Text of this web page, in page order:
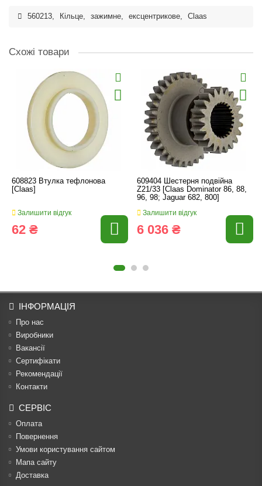
560213, Кільце, зажимне, ексцентрикове, Claas
Схожі товари
608823 Втулка тефлонова
[Claas]
Залишити відгук
62 ₴
609404 Шестерня подвійна
Z21/33 [Claas Dominator 86, 88,
96, 98; Jaguar 682, 800]
Залишити відгук
6 036 ₴
ІНФОРМАЦІЯ
Про нас
Виробники
Вакансії
Сертифікати
Рекомендації
Контакти
СЕРВІС
Оплата
Повернення
Умови користування сайтом
Мапа сайту
Доставка